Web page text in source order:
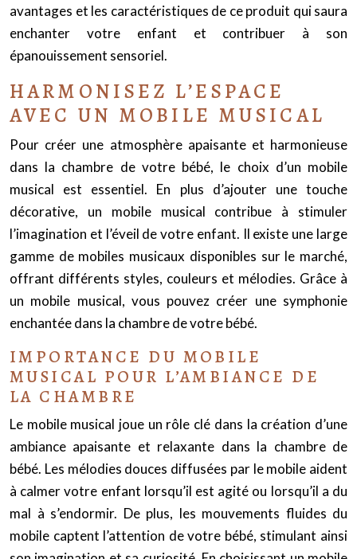
avantages et les caractéristiques de ce produit qui saura
enchanter votre enfant et contribuer à son
épanouissement sensoriel.
HARMONISEZ L’ESPACE
AVEC UN MOBILE MUSICAL
Pour créer une atmosphère apaisante et harmonieuse
dans la chambre de votre bébé, le choix d’un mobile
musical est essentiel. En plus d’ajouter une touche
décorative, un mobile musical contribue à stimuler
l’imagination et l’éveil de votre enfant. Il existe une large
gamme de mobiles musicaux disponibles sur le marché,
offrant différents styles, couleurs et mélodies. Grâce à
un mobile musical, vous pouvez créer une symphonie
enchantée dans la chambre de votre bébé.
IMPORTANCE DU MOBILE
MUSICAL POUR L’AMBIANCE DE
LA CHAMBRE
Le mobile musical joue un rôle clé dans la création d’une
ambiance apaisante et relaxante dans la chambre de
bébé. Les mélodies douces diffusées par le mobile aident
à calmer votre enfant lorsqu’il est agité ou lorsqu’il a du
mal à s’endormir. De plus, les mouvements fluides du
mobile captent l’attention de votre bébé, stimulant ainsi